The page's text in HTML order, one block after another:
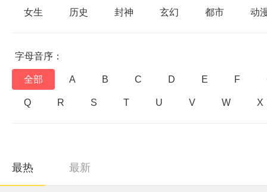
女生 历史 封神 玄幻 都市 动
字母音序：
全部 A B C D E F
Q R S T U V W X
最热 最新